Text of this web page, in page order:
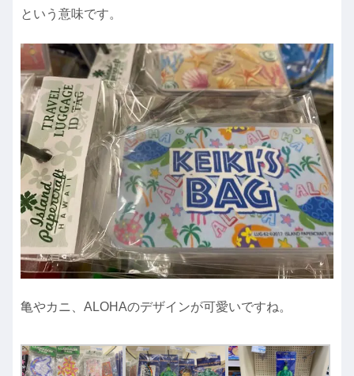
という意味です。
亀やカニ、ALOHAのデザインが可愛いですね。